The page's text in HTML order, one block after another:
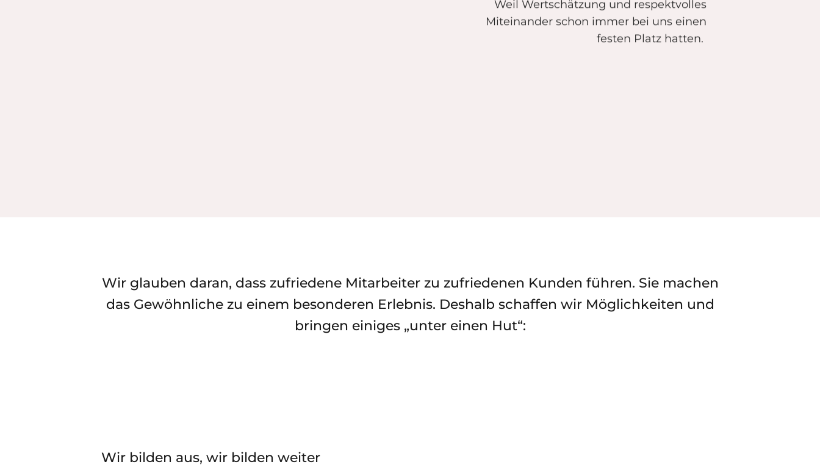
Weil Wertschätzung und respektvolles
Miteinander schon immer bei uns einen
festen Platz hatten.
Wir glauben daran, dass zufriedene Mitarbeiter zu zufriedenen Kunden führen. Sie machen
das Gewöhnliche zu einem besonderen Erlebnis. Deshalb schaffen wir Möglichkeiten und
bringen einiges „unter einen Hut“:
Wir bilden aus, wir bilden weiter